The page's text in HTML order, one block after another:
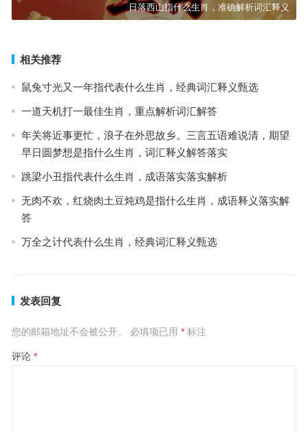
日落西山指什么生肖，准确解析词汇释义
相关推荐
鼠兔寸光又一年指代表什么生肖，经典词汇释义甄选
一道天机打一最佳生肖，重点解析词汇解答
年关将近事更忙，浪子在外思故乡。三言五语难说清，期望
早日圆梦想是指什么生肖，词汇释义解答落实
跳梁小丑指代表什么生肖，成语落实落实解析
无肉不欢，红烧肉土豆炖鸡是指什么生肖，成语释义落实解
答
万全之计代表什么生肖，经典词汇释义甄选
发表回复
您的邮箱地址不会被公开。 必填项已用 *标注
评论 *